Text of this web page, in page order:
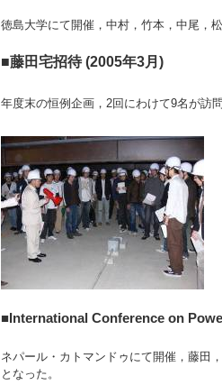
徳島大学にて開催，中村，竹本，中尾，松
■藤田宅招待 (2005年3月)
年度末の恒例企画，2回にわけて9名が訪問
■International Conference on
ネパール・カトマンドゥにて開催，藤田
となった。